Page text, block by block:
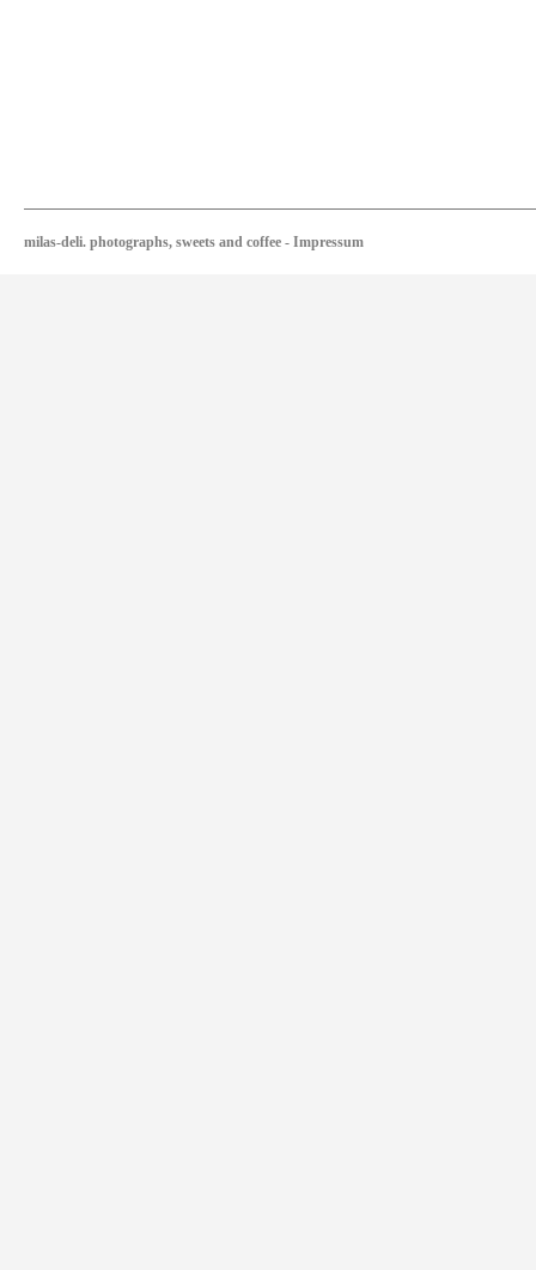
milas-deli. photographs, sweets and coffee - Impressum